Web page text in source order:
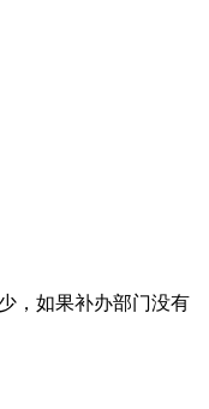
，如果补办部门没有